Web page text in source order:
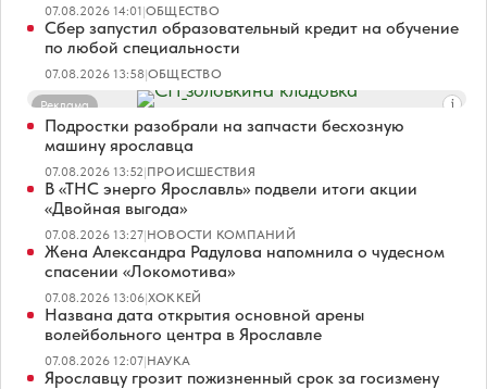
07.08.2026 14:01|ОБЩЕСТВО
Сбер запустил образовательный кредит на обучение
по любой специальности
07.08.2026 13:58|ОБЩЕСТВО
Реклама
Подростки разобрали на запчасти бесхозную
машину ярославца
07.08.2026 13:52|ПРОИСШЕСТВИЯ
В «ТНС энерго Ярославль» подвели итоги акции
«Двойная выгода»
07.08.2026 13:27|НОВОСТИ КОМПАНИЙ
Жена Александра Радулова напомнила о чудесном
спасении «Локомотива»
07.08.2026 13:06|ХОККЕЙ
Названа дата открытия основной арены
волейбольного центра в Ярославле
07.08.2026 12:07|НАУКА
Ярославцу грозит пожизненный срок за госизмену